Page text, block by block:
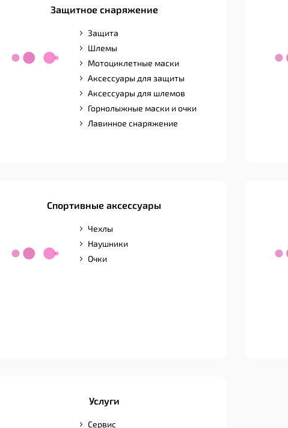
Защитное снаряжение
Защита
Шлемы
Мотоциклетные маски
Аксессуары для защиты
Аксессуары для шлемов
Горнолыжные маски и очки
Лавинное снаряжение
Спортивные аксессуары
Чехлы
Наушники
Очки
Услуги
Сервис